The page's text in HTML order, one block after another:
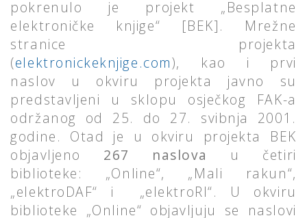
pokrenulo je projekt „Besplatne
elektroničke knjige“ [BEK]. Mrežne
stranice projekta
(elektronickeknjige.com), kao i prvi
naslov u okviru projekta javno su
predstavljeni u sklopu osječkog FAK-a
održanog od 25. do 27. svibnja 2001.
godine. Otad je u okviru projekta BEK
objavljeno 267 naslova
u četiri
biblioteke: „Online“, „Mali rakun“,
„elektroDAF“ i „elektroRI“. U okviru
biblioteke „Online“ objavljuju se naslovi